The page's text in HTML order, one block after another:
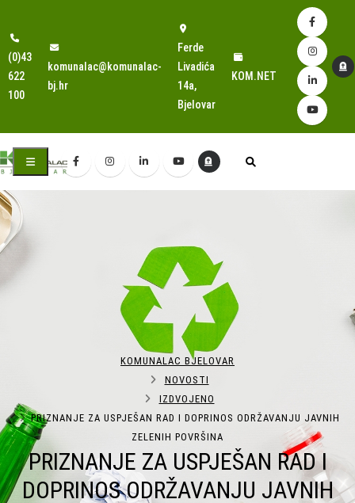
(0)43
622
100
komunalac@komunalac-
bj.hr
Ferde
Livadića
14a,
Bjelovar
KOM.NET
PRIZNANJE ZA USPJEŠAN RAD I
DOPRINOS ODRŽAVANJU JAVNIH
KOMUNALAC BJELOVAR
NOVOSTI
IZDVOJENO
PRIZNANJE ZA USPJEŠAN RAD I DOPRINOS ODRŽAVANJU JAVNIH
ZELENIH POVRŠINA